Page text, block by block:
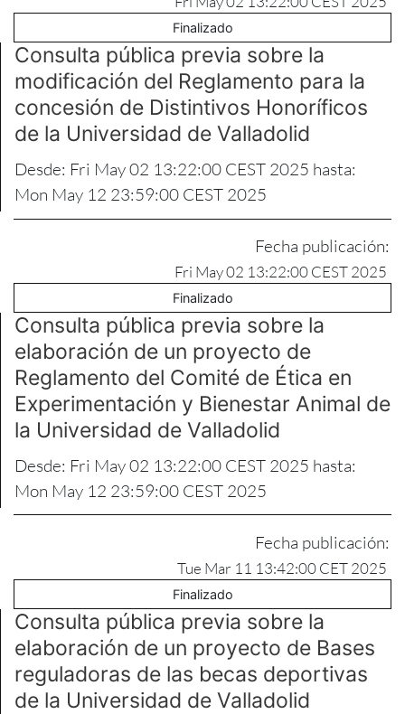
Finalizado
Consulta pública previa sobre la
modificación del Reglamento para la
concesión de Distintivos Honoríficos
de la Universidad de Valladolid
Desde: Fri May 02 13:22:00 CEST 2025 hasta:
Mon May 12 23:59:00 CEST 2025
Fecha publicación:
Fri May 02 13:22:00 CEST 2025
Finalizado
Consulta pública previa sobre la
elaboración de un proyecto de
Reglamento del Comité de Ética en
Experimentación y Bienestar Animal de
la Universidad de Valladolid
Desde: Fri May 02 13:22:00 CEST 2025 hasta:
Mon May 12 23:59:00 CEST 2025
Fecha publicación:
Tue Mar 11 13:42:00 CET 2025
Finalizado
Consulta pública previa sobre la
elaboración de un proyecto de Bases
reguladoras de las becas deportivas
de la Universidad de Valladolid